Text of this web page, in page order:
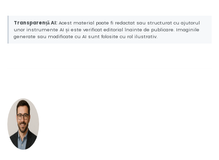
Transparență AI: Acest material poate fi redactat sau structurat cu ajutorul
unor instrumente AI și este verificat editorial înainte de publicare. Imaginile
generate sau modificate cu AI sunt folosite cu rol ilustrativ.